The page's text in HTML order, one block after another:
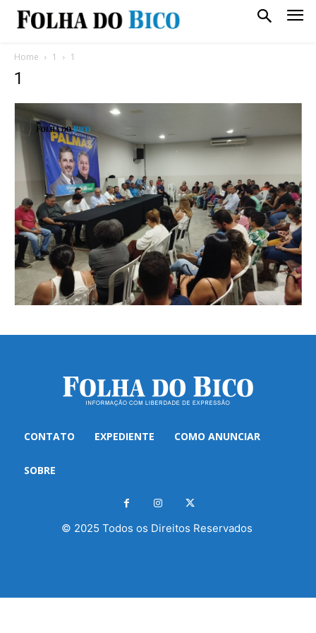
Home 1 1
1
CONTATO EXPEDIENTE COMO ANUNCIAR
SOBRE
© 2025 Todos os Direitos Reservados